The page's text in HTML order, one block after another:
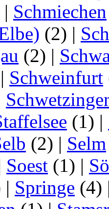
| Schmiechen
(2) |
(2) |
| Schweinfurt
(1) |
(2) | Selm
Soest (1) |
| Springe (4)